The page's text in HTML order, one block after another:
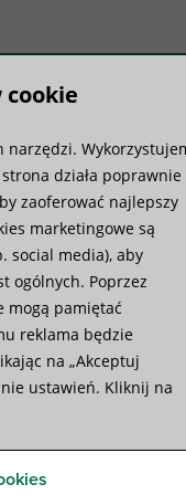
się okresem
firma
narzędzi.
działa poprawnie
zaoferować najlepszy
marketingowe są
social media), aby
ogólnych. Poprzez
mogą pamiętać
reklama będzie
na „Akceptuj
ustawień. Kliknij na